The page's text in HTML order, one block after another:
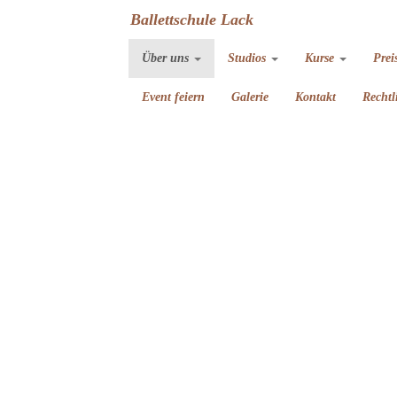
Ballettschule Lack
Über uns Studios Kurse
Event feiern Galerie Kontakt